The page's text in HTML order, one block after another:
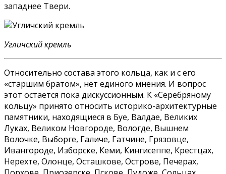
западнее Твери.
Угличский кремль
Относительно состава этого кольца, как и с его
«старшим братом», нет единого мнения. И вопрос
этот остается пока дискуссионным. К «Серебряному
кольцу» принято относить историко-архитектурные
памятники, находящиеся в Буе, Валдае, Великих
Луках, Великом Новгороде, Вологде, Вышнем
Волочке, Выборге, Галиче, Гатчине, Грязовце,
Ивангороде, Изборске, Кеми, Кингисеппе, Крестцах,
Нерехте, Олонце, Осташкове, Острове, Печерах,